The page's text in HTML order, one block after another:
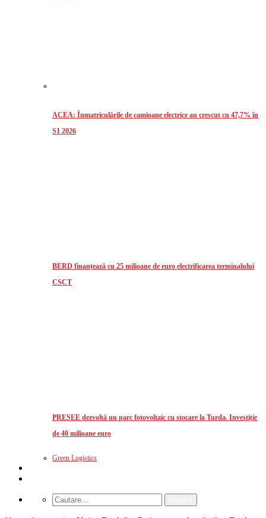
ACEA: Înmatriculările de camioane electrice au crescut cu 47,7% în
S1 2026
BERD finanțează cu 25 milioane de euro electrificarea terminalului
CSCT
PRESEE dezvoltă un parc fotovoltaic cu stocare la Turda. Investiție
de 40 milioane euro
Green Logistics